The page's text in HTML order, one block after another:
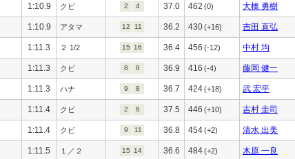
1:10.9 クビ 2 4 37.0 462 (0) 大橋 勇樹
1:10.9 アタマ 12 11 36.2 430(+16) 吉田 直弘
1:11.3 ２ 1/2 15 16 36.4 456 (-12) 中村 均
1:11.3 クビ 8 8 36.9 416 (-4) 藤岡 健一
1:11.3 ハナ 9 8 36.7 424(+18) 武 宏平
1:11.4 クビ 2 6 37.5 446 (+10) 吉村 圭司
1:11.4 クビ 9 11 36.8 454(+2) 清水 出美
1:11.5 １／２ 15 14 36.6 484(+2) 木原 一良